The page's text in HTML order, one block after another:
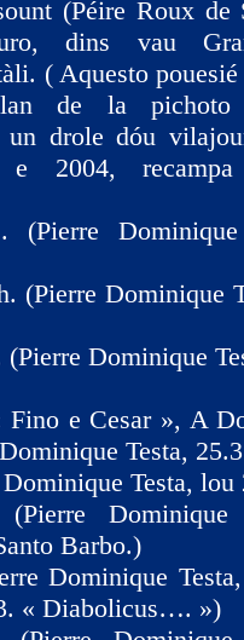
(Péire Roux de
dins vau
( Aquesto
de la pichoto
un drole dóu
e 2004,
(Pierre
(Pierre Dominique
(Pierre Dominique
e Cesar », A
Testa,
Testa, lou
(Pierre
Barbo.)
Dominique
« Diabolicus…. »)